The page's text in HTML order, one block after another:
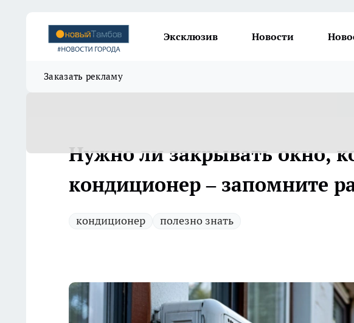
Эксклюзив Новости
Заказать рекламу
Нужно ли закрывать окно,
кондиционер – запомните
кондиционер полезно знать